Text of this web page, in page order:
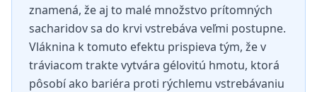
znamená, že aj to malé množstvo prítomných
sacharidov sa do krvi vstrebáva veľmi postupne.
Vláknina k tomuto efektu prispieva tým, že v
tráviacom trakte vytvára gélovitú hmotu, ktorá
pôsobí ako bariéra proti rýchlemu vstrebávaniu